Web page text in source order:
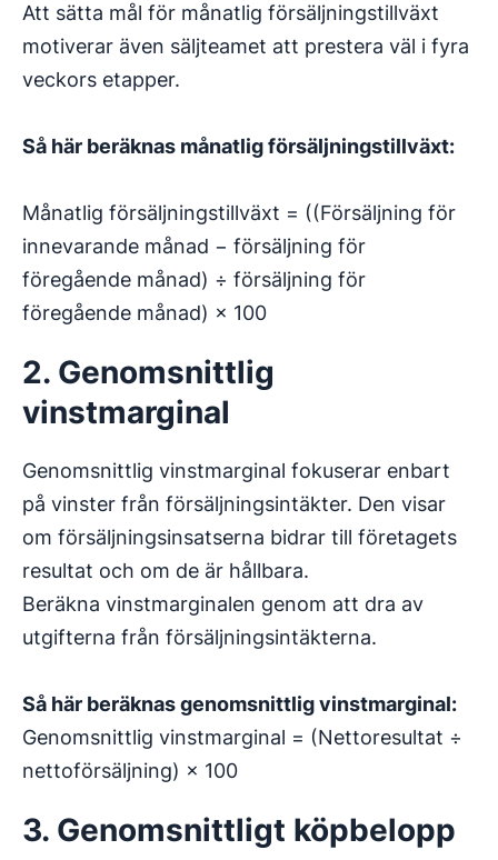
Att sätta mål för månatlig försäljningstillväxt
motiverar även säljteamet att prestera väl i fyra
veckors etapper.
Så här beräknas månatlig försäljningstillväxt:
Månatlig försäljningstillväxt = ((Försäljning för
innevarande månad − försäljning för
föregående månad) ÷ försäljning för
föregående månad) × 100
2. Genomsnittlig
vinstmarginal
Genomsnittlig vinstmarginal fokuserar enbart
på vinster från försäljningsintäkter. Den visar
om försäljningsinsatserna bidrar till företagets
resultat och om de är hållbara.
Beräkna vinstmarginalen genom att dra av
utgifterna från försäljningsintäkterna.
Så här beräknas genomsnittlig vinstmarginal:
Genomsnittlig vinstmarginal = (Nettoresultat ÷
nettoförsäljning) × 100
3. Genomsnittligt köpbelopp